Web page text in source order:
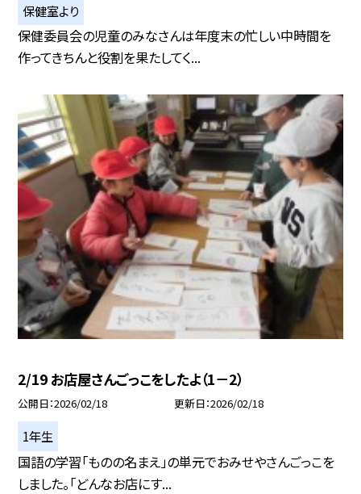
保健室より
保健委員会の児童のみなさんは年度末の忙しい中時間を
作ってきちんと役割を果たしてく...
2/19 お店屋さんごっこをしたよ（1－2）
公開日 2026/02/18 更新日 2026/02/18
1年生
国語の学習「ものの名まえ」の単元でおみせやさんごっこを
しました。「どんなお店にす...